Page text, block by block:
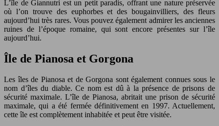
L’île de Giannutri est un petit paradis, offrant une nature préservée
où l’on trouve des euphorbes et des bougainvilliers, des fleurs
aujourd’hui très rares. Vous pouvez également admirer les anciennes
ruines de l’époque romaine, qui sont encore présentes sur l’île
aujourd’hui.
Île de Pianosa et Gorgona
Les îles de Pianosa et de Gorgona sont également connues sous le
nom d’îles du diable. Ce nom est dû à la présence de prisons de
sécurité maximale. L’île de Pianosa, abritait une prison de sécurité
maximale, qui a été fermée définitivement en 1997. Actuellement,
cette île est complètement inhabitée et peut être visitée.